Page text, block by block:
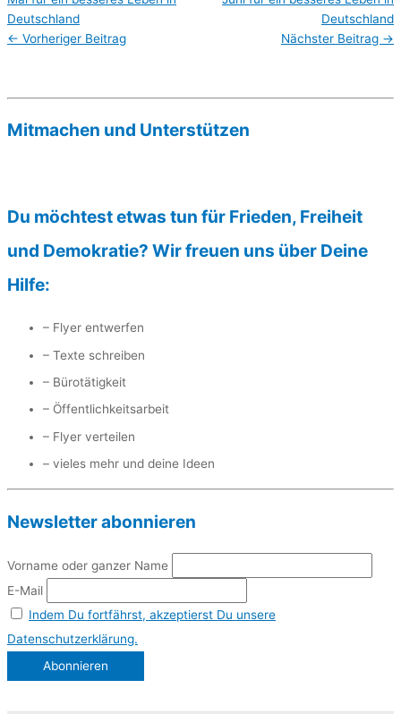
Deutschland
Deutschland
← Vorheriger Beitrag Nächster Beitrag →
Mitmachen und Unterstützen
Du möchtest etwas tun für Frieden, Freiheit
und Demokratie? Wir freuen uns über Deine
Hilfe:
– Flyer entwerfen
– Texte schreiben
– Bürotätigkeit
– Öffentlichkeitsarbeit
– Flyer verteilen
– vieles mehr und deine Ideen
Newsletter abonnieren
Vorname oder ganzer Name
E-Mail
Indem Du fortfährst, akzeptierst Du unsere
Datenschutzerklärung.